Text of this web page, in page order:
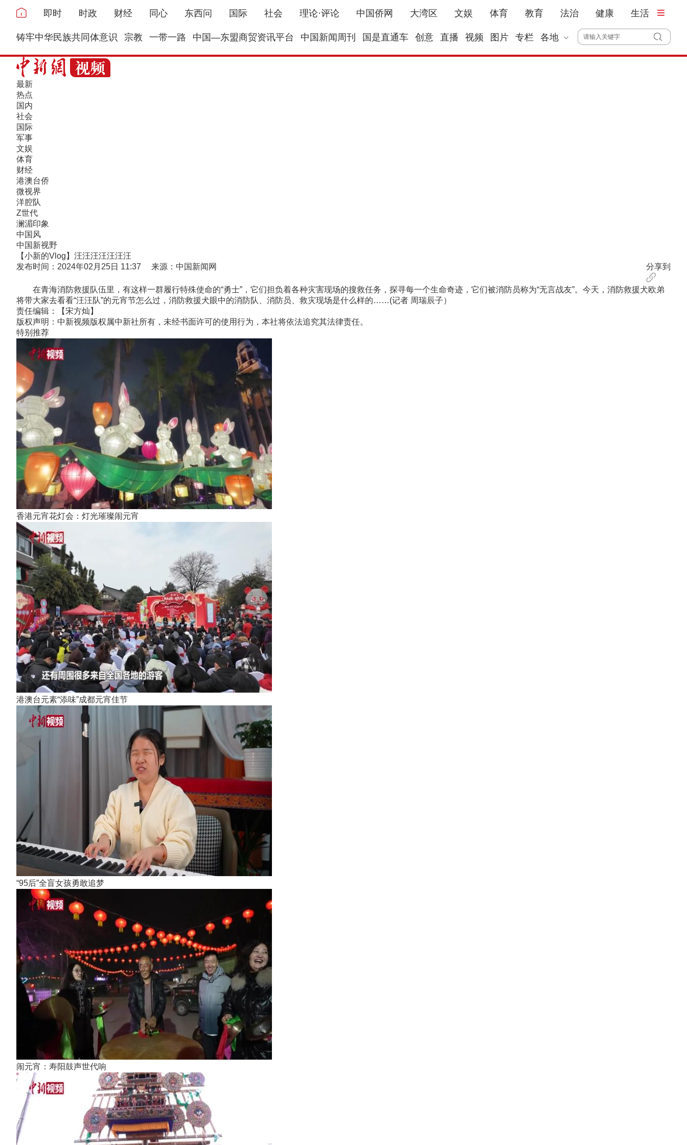
即时 时政 财经 同心 东西问 国际 社会 理论·评论 中国侨网 大湾区 文娱 体育 教育 法治 健康 生活
铸牢中华民族共同体意识 宗教 一带一路 中国—东盟商贸资讯平台 中国新闻周刊 国是直通车 创意 直播 视频 图片 专栏 各地
最新
热点
国内
社会
国际
军事
文娱
体育
财经
港澳台侨
微视界
洋腔队
Z世代
澜湄印象
中国风
中国新视野
【小新的Vlog】汪汪汪汪汪汪汪
发布时间：2024年02月25日 11:37 来源：中国新闻网
分享到
在青海消防救援队伍里，有这样一群履行特殊使命的“勇士”，它们担负着各种灾害现场的搜救任务，探寻每一个生命奇迹，它们被消防员称为“无言战友”。今天，消防救援犬欧弟
将带大家去看看“汪汪队”的元宵节怎么过，消防救援犬眼中的消防队、消防员、救灾现场是什么样的……(记者 周瑞辰子）
责任编辑：【宋方灿】
版权声明：中新视频版权属中新社所有，未经书面许可的使用行为，本社将依法追究其法律责任。
特别推荐
香港元宵花灯会：灯光璀璨闹元宵
港澳台元素“添味”成都元宵佳节
“95后”全盲女孩勇敢追梦
闹元宵：寿阳鼓声世代响